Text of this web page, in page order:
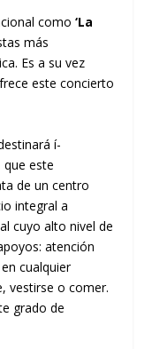
como ‘La
más
Es a su vez
este concierto
í­
que este
de un centro
integral a
cuyo alto nivel de
atención
cualquier
vestirse o comer.
grado de